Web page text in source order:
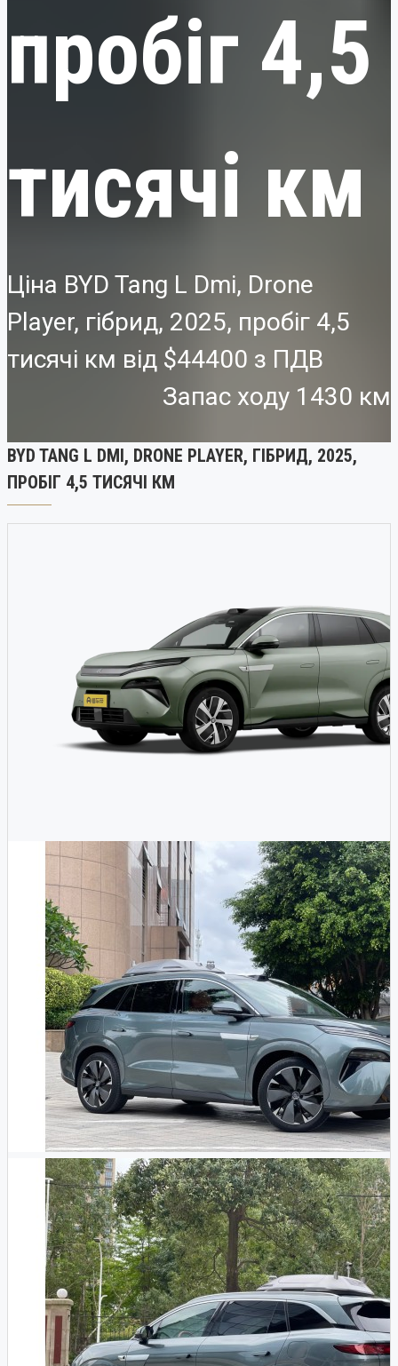
пробіг 4,5
тисячі км
Ціна BYD Tang L Dmi, Drone
Player, гібрид, 2025, пробіг 4,5
тисячі км від $44400
Запас ходу 1430 км
BYD TANG L DMI, DRONE PLAYER, ГІБРИД, 2025,
ПРОБІГ 4,5 ТИСЯЧІ КМ